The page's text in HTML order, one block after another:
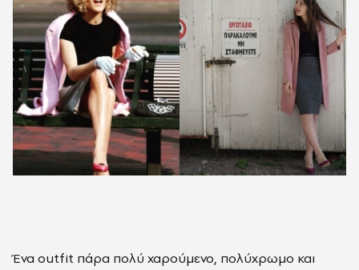
Ένα outfit πάρα πολύ χαρούμενο, πολύχρωμο και